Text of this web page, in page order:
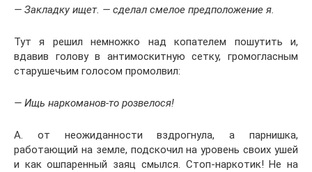
— Закладку ищет. — сделал смелое предположение я.
Тут я решил немножко над копателем пошутить и,
вдавив голову в антимоскитную сетку, громогласным
старушечьим голосом промолвил:
— Ищь наркоманов-то розвелося!
А. от неожиданности вздрогнула, а парнишка,
работающий на земле, подскочил на уровень своих ушей
и как ошпаренный заяц смылся. Стоп-наркотик! Не на